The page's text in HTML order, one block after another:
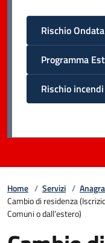
Rischio
Programma
Rischio
Home / Servizi /
Cambio di residenza
Comuni o dall’estero)